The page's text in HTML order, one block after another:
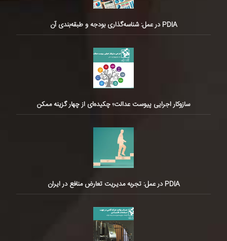
PDIA در عمل: شناسه‌گذاری بودجه و طبقه‌بندی آن
سازوکار اجرایی پیوست عدالت؛ چکیده‌ای از چهار گزینه ممکن
PDIA در عمل: تجربه مدیریت تعارض منافع در ایران